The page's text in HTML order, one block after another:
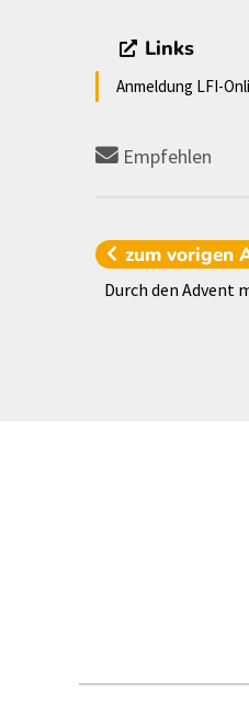
Links
Anmeldung LFI-
Empfehlen
zum vorigen
Durch den Advent